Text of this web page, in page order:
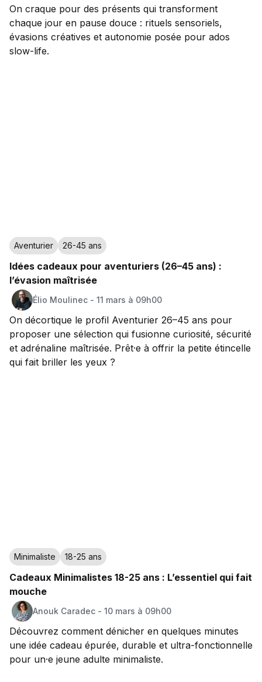
On craque pour des présents qui transforment
chaque jour en pause douce : rituels sensoriels,
évasions créatives et autonomie posée pour ados
slow-life.
Aventurier 26-45 ans
Idées cadeaux pour aventuriers (26–45 ans) :
l’évasion maîtrisée
Élio Moulinec - 11 mars à 09h00
On décortique le profil Aventurier 26–45 ans pour
proposer une sélection qui fusionne curiosité, sécurité
et adrénaline maîtrisée. Prêt·e à offrir la petite étincelle
qui fait briller les yeux ?
Minimaliste 18-25 ans
Cadeaux Minimalistes 18-25 ans : L’essentiel qui fait
mouche
Anouk Caradec - 10 mars à 09h00
Découvrez comment dénicher en quelques minutes
une idée cadeau épurée, durable et ultra-fonctionnelle
pour un·e jeune adulte minimaliste.